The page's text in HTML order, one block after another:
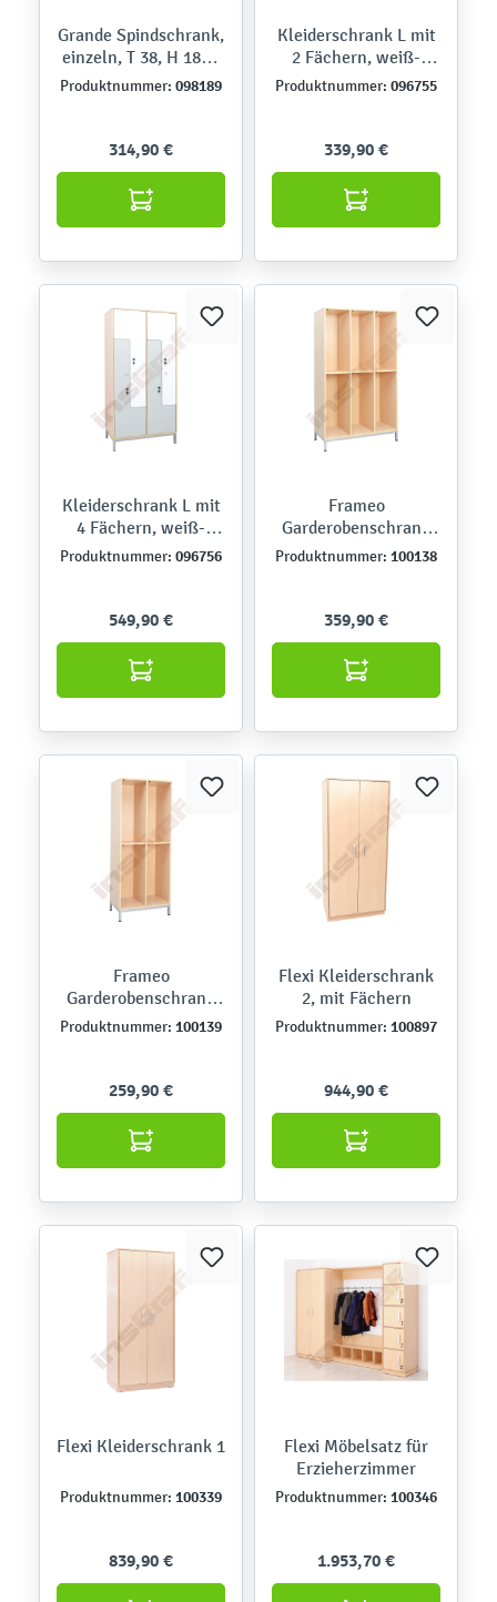
Grande Spindschrank,
einzeln, T 38, H 187 -
Ahorn Jylland, Tür
Produktnummer: 098189
314,90 €
Kleiderschrank L mit
2 Fächern, weiß-
graue Türen
Produktnummer: 096755
339,90 €
Kleiderschrank L mit
4 Fächern, weiß-
graue Türen
Produktnummer: 096756
549,90 €
Frameo
Garderobenschrank
mit Metallbeinen,
Produktnummer: 100138
359,90 €
Frameo
Garderobenschrank
mit Metallbeinen,
Produktnummer: 100139
259,90 €
Flexi Kleiderschrank
2, mit Fächern
Produktnummer: 100897
944,90 €
Flexi Kleiderschrank 1
Produktnummer: 100339
839,90 €
Flexi Möbelsatz für
Erzieherzimmer
Produktnummer: 100346
1.953,70 €